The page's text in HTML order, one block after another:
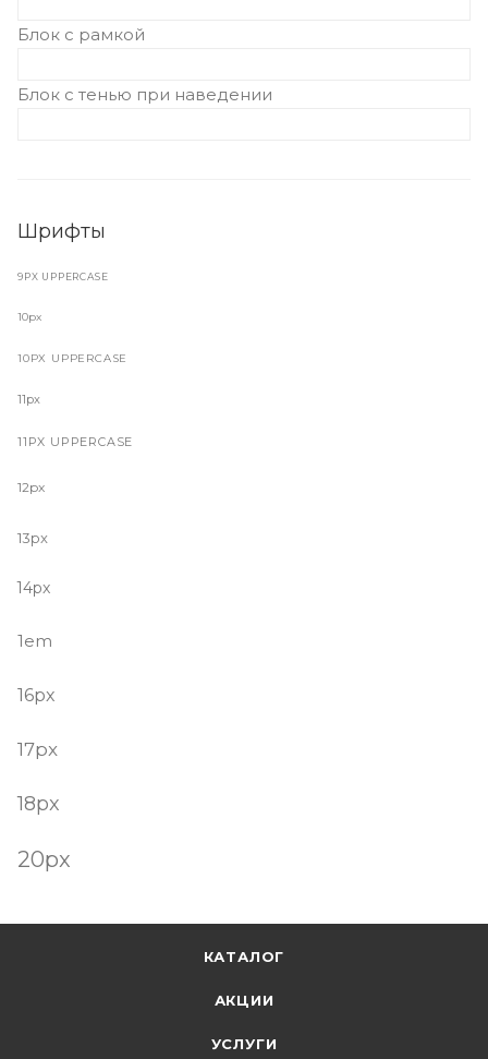
Блок с рамкой
Блок с тенью при наведении
Шрифты
9PX UPPERCASE
10px
10PX UPPERCASE
11px
11PX UPPERCASE
12px
13px
14px
1em
16px
17px
18px
20px
КАТАЛОГ
АКЦИИ
УСЛУГИ